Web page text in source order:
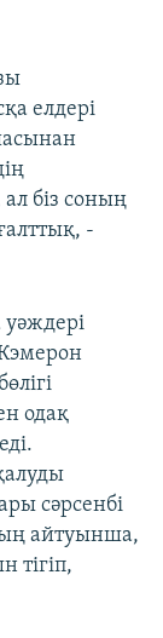
елдері
біз соның
-
одақ
сәрсенбі
айтуынша,
тігіп,